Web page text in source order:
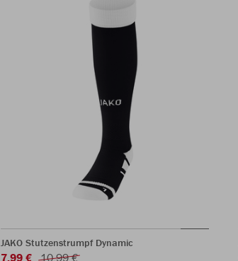
JAKO Stutzenstrumpf Dynamic
7,99 € 10,99 €